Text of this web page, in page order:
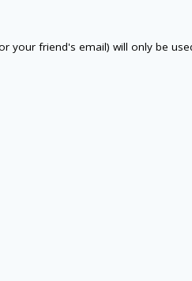
your friend's email) will only be